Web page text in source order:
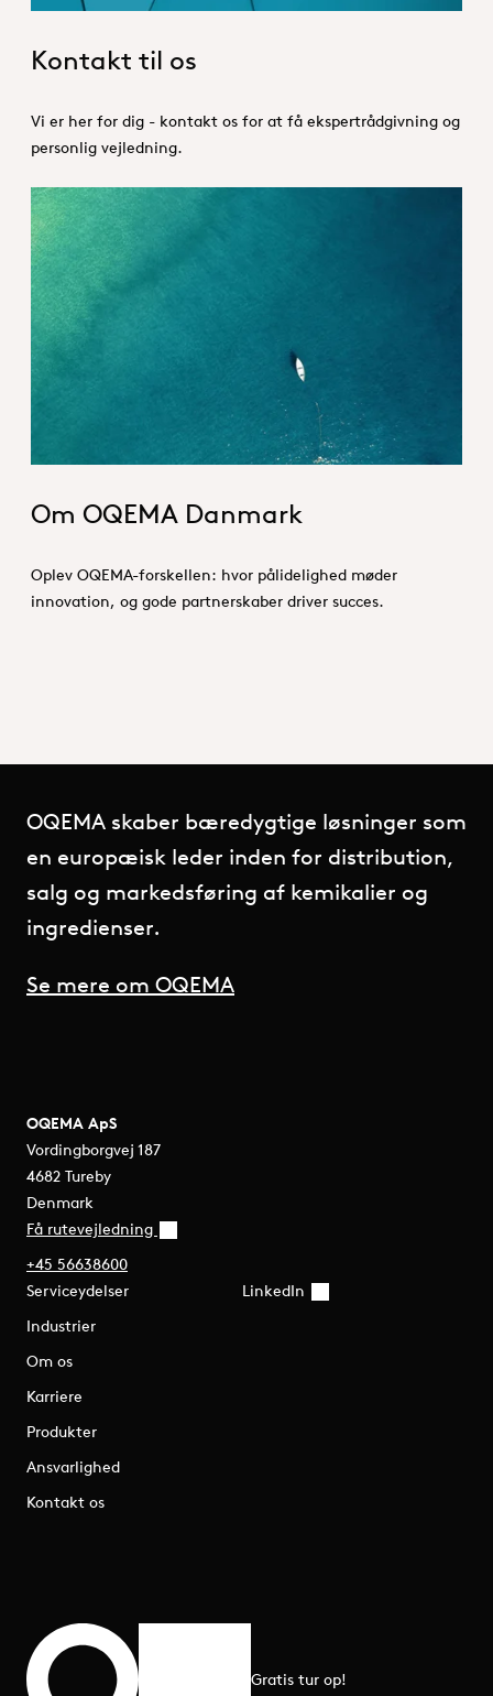
Kontakt til os
Vi er her for dig - kontakt os for at få ekspertrådgivning og
personlig vejledning.
Om OQEMA Danmark
Oplev OQEMA-forskellen: hvor pålidelighed møder
innovation, og gode partnerskaber driver succes.
OQEMA skaber bæredygtige løsninger som
en europæisk leder inden for distribution,
salg og markedsføring af kemikalier og
ingredienser.
Se mere om OQEMA
OQEMA ApS
Vordingborgvej 187
4682 Tureby
Denmark
Få rutevejledning
+45 56638600
Serviceydelser
Industrier
Om os
Karriere
Produkter
Ansvarlighed
Kontakt os
LinkedIn
Gratis tur op!